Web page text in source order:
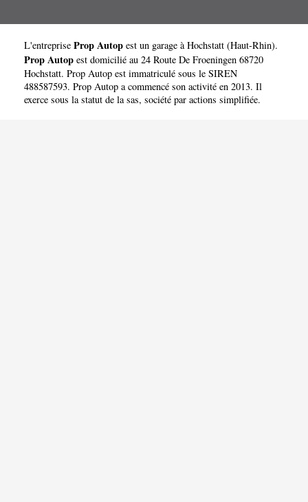
L'entreprise Prop Autop est un garage à Hochstatt (Haut-Rhin).
Prop Autop est domicilié au 24 Route De Froeningen 68720
Hochstatt. Prop Autop est immatriculé sous le SIREN
488587593. Prop Autop a commencé son activité en 2013. Il
exerce sous la statut de la sas, société par actions simplifiée.